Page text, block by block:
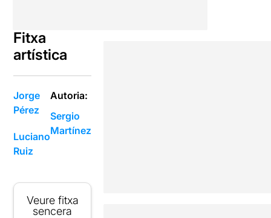
Fitxa
artística
Jorge
Pérez
Luciano
Ruiz
Autoria:
Sergio
Martínez
Veure fitxa
sencera